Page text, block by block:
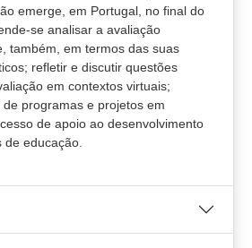
emerge, em Portugal, no final do
se analisar a avaliação
também, em termos das suas
refletir e discutir questões
em contextos virtuais;
programas e projetos em
de apoio ao desenvolvimento
educação.